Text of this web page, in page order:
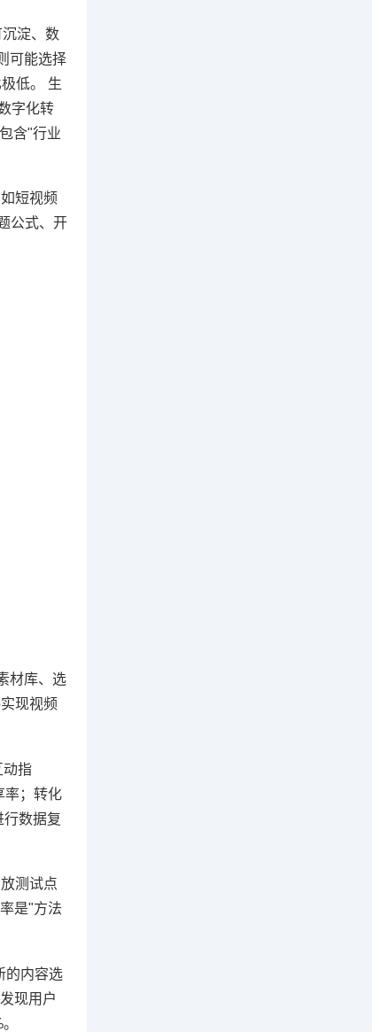
淀、数
可能选择
低。 生
字化转
含"行业
短视频
公式、开
材库、选
现视频
指
率；转化
行数据复
测试点
是"方法
的内容选
现用户